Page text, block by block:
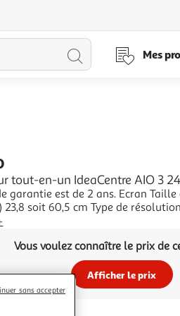
Lancer
Mes
tout-en-un IdeaCentre AIO 3
de 2 ans. Ecran Taille de l'écran (diagonale,
Full HD Résolution
écran brillant pour des
Vous voulez connaître le prix de
Afficher le prix
sans accepter